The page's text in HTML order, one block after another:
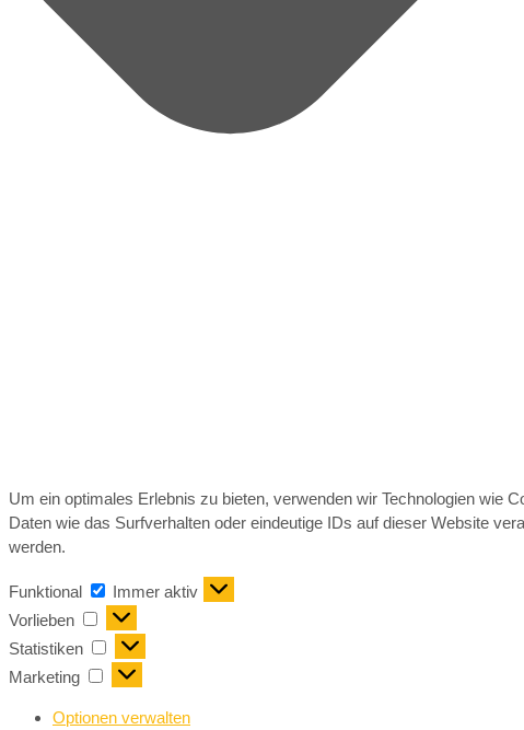
Um ein optimales Erlebnis zu bieten, verwenden wir Technologien wie
Daten wie das Surfverhalten oder eindeutige IDs auf dieser Website
werden.
Funktional
Immer aktiv
Vorlieben
Statistiken
Marketing
Optionen verwalten